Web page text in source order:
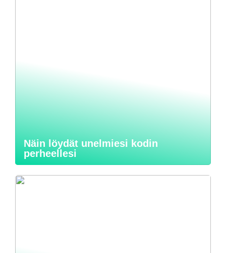
Näin löydät unelmiesi kodin
perheellesi